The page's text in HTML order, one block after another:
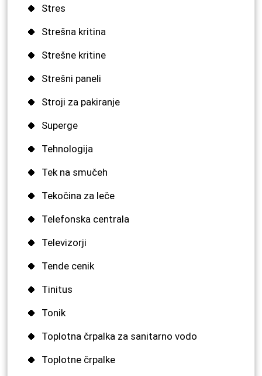
Stres
Strešna kritina
Strešne kritine
Strešni paneli
Stroji za pakiranje
Superge
Tehnologija
Tek na smučeh
Tekočina za leče
Telefonska centrala
Televizorji
Tende cenik
Tinitus
Tonik
Toplotna črpalka za sanitarno vodo
Toplotne črpalke